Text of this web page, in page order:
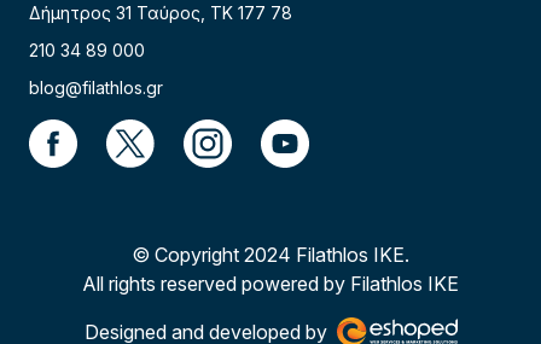
Δήμητρος 31 Ταύρος, TK 177 78
210 34 89 000
blog@filathlos.gr
© Copyright 2024 Filathlos ΙΚΕ.
All rights reserved powered by Filathlos ΙΚΕ
Designed and developed by